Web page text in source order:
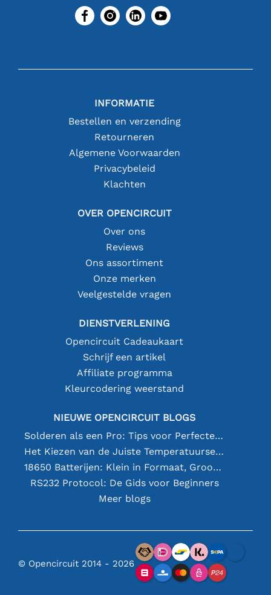
INFORMATIE
Bestellen en verzending
Retourneren
Algemene Voorwaarden
Privacybeleid
Klachten
OVER OPENCIRCUIT
Over ons
Reviews
Ons assortiment
Onze merken
Veelgestelde vragen
DIENSTVERLENING
Opencircuit Cadeaukaart
Schrijf een artikel
Affiliate programma
Kleurcodering weerstand
NIEUWE OPENCIRCUIT BLOGS
Solderen als een Pro: Tips voor Perfecte Elektronische Verbindingen
Het Kiezen van de Juiste Temperatuursensor [youtube]
18650 Batterijen: Klein in Formaat, Groot in Prestatie
RS232 Protocol: De Gids voor Beginners
Meer blogs
© Opencircuit 2014 - 2026